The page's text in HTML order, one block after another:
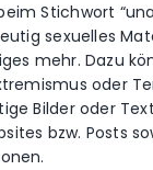
Stichwort
sexuelles
mehr. Dazu
oder
Bilder oder
bzw. Posts